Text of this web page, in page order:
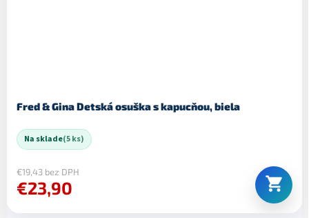
Fred & Gina Detská osuška s kapucňou, biela
Na sklade(5 ks)
€19,43 bez DPH
€23,90